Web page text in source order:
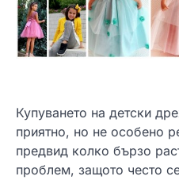
Купуването на детски
приятно, но не особено
предвид колко бързо
проблем, защото често